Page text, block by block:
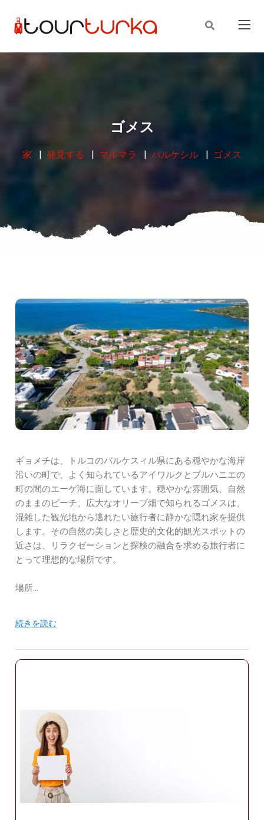
ゴメス
家 発見する マルマラ バルケシル ゴメス
ギョメチは、トルコのバルケスィル県にある穏やかな海岸
沿いの町で、よく知られているアイワルクとブルハニエの
町の間のエーゲ海に面しています。穏やかな雰囲気、自然
のままのビーチ、広大なオリーブ畑で知られるゴメスは、
混雑した観光地から逃れたい旅行者に静かな隠れ家を提供
します。その自然の美しさと歴史的文化的観光スポットの
近さは、リラクゼーションと探検の融合を求める旅行者に
とって理想的な場所です。
場所
メートル離れています。アイワルクの南、ブルハニエの北
ロメートル、イズミル市からは 160 キロメートルです。こ
海の素晴らしい景色を眺めることができます。また、アイ
ワルクとブルハニエの間という戦略的な位置にあるため、
この地域を探索するのに便利な拠点となります。
設備
小さいながらも、 Gömeçでは、訪問者の快適な滞在を保
続きを読む